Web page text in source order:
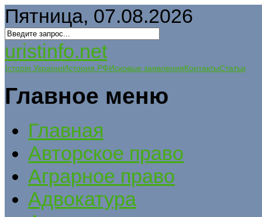
Пятница, 07.08.2026
uristinfo.net
Історія УкраїниИстория РФИсковые заявленияКонтактыСтатьи
Главное меню
Главная
Авторское право
Аграрное право
Адвокатура